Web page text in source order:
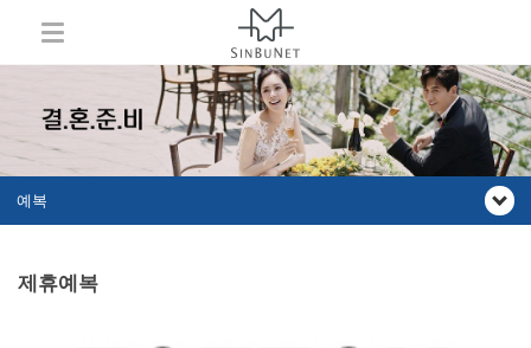
예복
제휴예복